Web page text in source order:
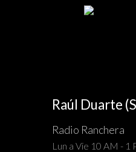
Raúl Duarte
Radio Ranchera
Lun a Vie 10 AM - 1